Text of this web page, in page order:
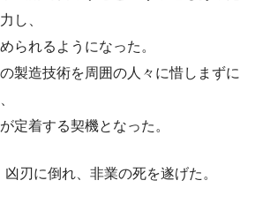
し、
られるようになった。
製造技術を周囲の人々に惜しまずに
定着する契機となった。
刃に倒れ、非業の死を遂げた。